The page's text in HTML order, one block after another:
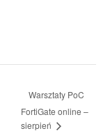
Warsztaty PoC
FortiGate online –
sierpień